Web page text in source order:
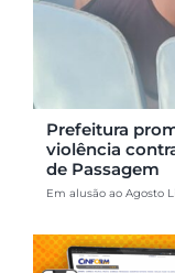
Prefeitura
violência
de Passagem
Em alusão ao Agosto